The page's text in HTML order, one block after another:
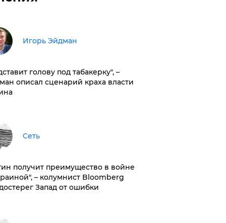
Игорь Эйдман
голову под табакерку", –
описал сценарий краха власти
Сеть
получит преимущество в войне
– колумнист Bloomberg
Запад от ошибки